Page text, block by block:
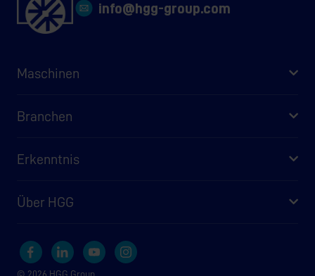
info@hgg-group.com
Maschinen
Branchen
Erkenntnis
Über HGG
© 2026 HGG Group